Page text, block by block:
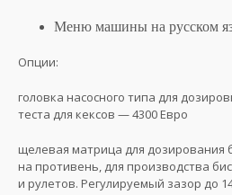
Меню машины на русском
Опции:
головка насосного типа для
теста для кексов — 4300 Евро
щелевая матрица для дозирования
на противень, для производства
и рулетов. Регулируемый зазор до